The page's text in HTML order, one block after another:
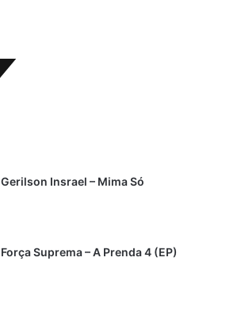
Gerilson Insrael – Mima Só
Força Suprema – A Prenda 4 (EP)